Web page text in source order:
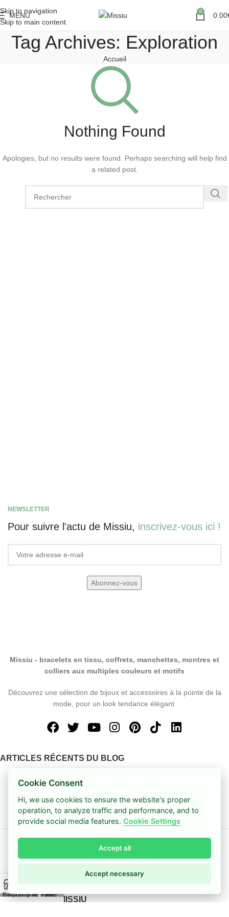
Skip to navigation
Skip to main content
MENU 0 0.00
Tag Archives: Exploration
Accueil
Nothing Found
Apologies, but no results were found. Perhaps searching will help find
a related post.
NEWSLETTER
Pour suivre l'actu de Missiu, inscrivez-vous ici !
Missiu - bracelets en tissu, coffrets, manchettes, montres et
colliers aux multiples couleurs et motifs
Découvrez une sélection de bijoux et accessoires à la pointe de la
mode, pour un look tendance élégant
ARTICLES RÉCENTS DU BLOG
11 mars 2026
Pas de
commentaire
extensible
11 mars 2026 Pas de
commentaire
A PROPOS DE MISSIU
Barre latérale
Coup de cœur
Panier
Mon compte
Cookie Consent
Hi, we use cookies to ensure the website's proper
operation, to analyze traffic and performance, and to
provide social media features.Cookie Settings
Accept all
Accept necessary